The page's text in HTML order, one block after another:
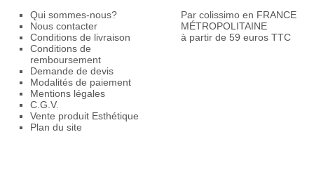
Qui sommes-nous?
Nous contacter
Conditions de livraison
Conditions de
remboursement
Demande de devis
Modalités de paiement
Mentions légales
C.G.V.
Vente produit Esthétique
Plan du site
Par colissimo en FRANCE
MÉTROPOLITAINE
à partir de 59 euros TTC